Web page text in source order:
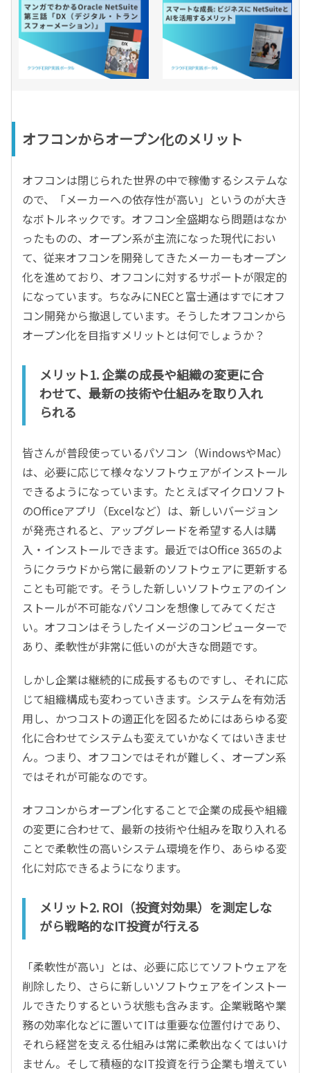
オフコンからオープン化のメリット
オフコンは閉じられた世界の中で稼働するシステムな
ので、「メーカーへの依存性が高い」というのが大き
なボトルネックです。オフコン全盛期なら問題はなか
ったものの、オープン系が主流になった現代におい
て、従来オフコンを開発してきたメーカーもオープン
化を進めており、オフコンに対するサポートが限定的
になっています。ちなみにNECと富士通はすでにオフ
コン開発から撤退しています。そうしたオフコンから
オープン化を目指すメリットとは何でしょうか？
メリット1. 企業の成長や組織の変更に合
わせて、最新の技術や仕組みを取り入れ
られる
皆さんが普段使っているパソコン（WindowsやMac）
は、必要に応じて様々なソフトウェアがインストール
できるようになっています。たとえばマイクロソフト
のOfficeアプリ（Excelなど）は、新しいバージョン
が発売されると、アップグレードを希望する人は購
入・インストールできます。最近ではOffice 365のよ
うにクラウドから常に最新のソフトウェアに更新する
ことも可能です。そうした新しいソフトウェアのイン
ストールが不可能なパソコンを想像してみてくださ
い。オフコンはそうしたイメージのコンピューターで
あり、柔軟性が非常に低いのが大きな問題です。
しかし企業は継続的に成長するものですし、それに応
じて組織構成も変わっていきます。システムを有効活
用し、かつコストの適正化を図るためにはあらゆる変
化に合わせてシステムも変えていかなくてはいきませ
ん。つまり、オフコンではそれが難しく、オープン系
ではそれが可能なのです。
オフコンからオープン化することで企業の成長や組織
の変更に合わせて、最新の技術や仕組みを取り入れる
ことで柔軟性の高いシステム環境を作り、あらゆる変
化に対応できるようになります。
メリット2. ROI（投資対効果）を測定しな
がら戦略的なIT投資が行える
「柔軟性が高い」とは、必要に応じてソフトウェアを
削除したり、さらに新しいソフトウェアをインストー
ルできたりするという状態も含みます。企業戦略や業
務の効率化などに置いてITは重要な位置付けであり、
それら経営を支える仕組みは常に柔軟出なくてはいけ
ません。そして積極的なIT投資を行う企業も増えてい